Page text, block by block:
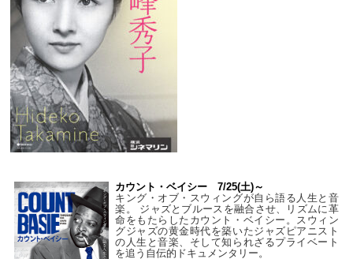
カウント・ベイシー 7/25(土)～
キング・オブ・スウィングが自ら語る人生と音
楽。 ジャズとブルースを融合させ、リズムに革
命をもたらしたカウント・ベイシー。スウィン
グジャズの黄金時代を築いたジャズピアニスト
の人生と音楽、そして知られざるプライベート
を追う自伝的ドキュメンタリー。